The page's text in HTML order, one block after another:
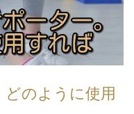
のように使用